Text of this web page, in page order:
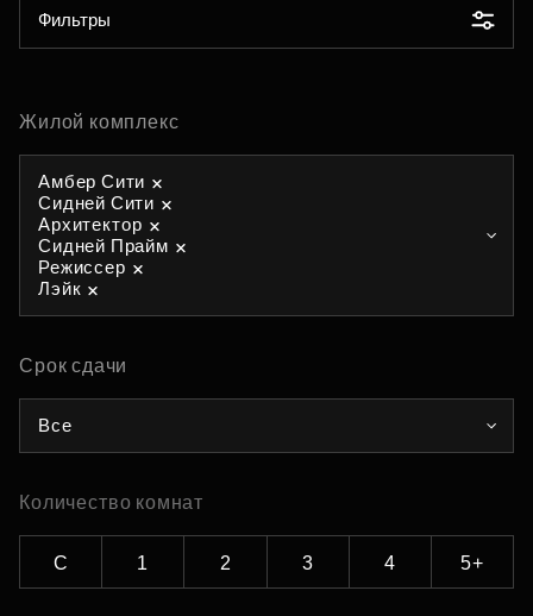
Фильтры
Жилой комплекс
Амбер Сити
Сидней Сити
Архитектор
Сидней Прайм
Режиссер
Лэйк
Срок сдачи
Все
Количество комнат
С 1 2 3 4 5+